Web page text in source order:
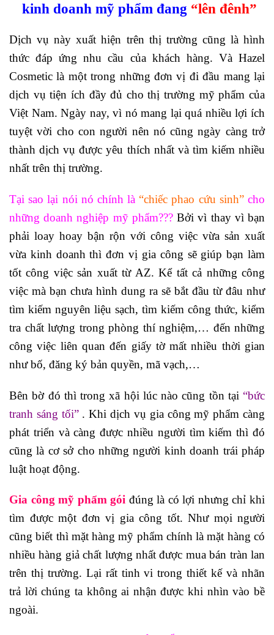
kinh doanh mỹ phẩm đang “lên đênh”
Dịch vụ này xuất hiện trên thị trường cũng là hình
thức đáp ứng nhu cầu của khách hàng. Và Hazel
Cosmetic là một trong những đơn vị đi đầu mang lại
dịch vụ tiện ích đầy đủ cho thị trường mỹ phẩm của
Việt Nam. Ngày nay, vì nó mang lại quá nhiều lợi ích
tuyệt vời cho con người nên nó cũng ngày càng trở
thành dịch vụ được yêu thích nhất và tìm kiếm nhiều
nhất trên thị trường.
Tại sao lại nói nó chính là “chiếc phao cứu sinh”cho
những doanh nghiệp mỹ phẩm???Bởi vì thay vì bạn
phải loay hoay bận rộn với công việc vừa sản xuất
vừa kinh doanh thì đơn vị gia công sẽ giúp bạn làm
tốt công việc sản xuất từ ​​AZ. Kể tất cả những công
việc mà bạn chưa hình dung ra sẽ bắt đầu từ đâu như
tìm kiếm nguyên liệu sạch, tìm kiếm công thức, kiểm
tra chất lượng trong phòng thí nghiệm,… đến những
công việc liên quan đến giấy tờ mất nhiều thời gian
như bố, đăng ký bản quyền, mã vạch,…
Bên bờ đó thì trong xã hội lúc nào cũng tồn tại “bức
tranh sáng tối”. Khi dịch vụ gia công mỹ phẩm càng
phát triển và càng được nhiều người tìm kiếm thì đó
cũng là cơ sở cho những người kinh doanh trái pháp
luật hoạt động.
Gia công mỹ phẩm gói đúng là có lợi nhưng chỉ khi
tìm được một đơn vị gia công tốt. Như mọi người
cũng biết thì mặt hàng mỹ phẩm chính là mặt hàng có
nhiều hàng giả chất lượng nhất được mua bán tràn lan
trên thị trường. Lại rất tinh vi trong thiết kế và nhãn
trả lời chúng ta không ai nhận được khi nhìn vào bề
ngoài.